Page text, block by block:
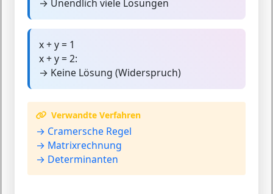
→ Unendlich viele Lösungen
x + y = 1
x + y = 2:
→ Keine Lösung (Widerspruch)
Verwandte Verfahren
→ Cramersche Regel
→ Matrixrechnung
→ Determinanten